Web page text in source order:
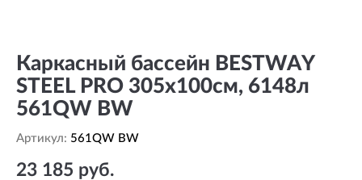
Каркасный бассейн BESTWAY
STEEL PRO 305х100см, 6148л
561QW BW
Артикул: 561QW BW
23 185 руб.